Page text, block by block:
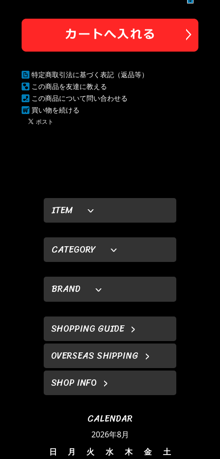
ITEM
CATEGORY
BRAND
SHOPPING GUIDE
OVERSEAS SHIPPING
SHOP INFO
CALENDAR
2026年8月
日
月 火 水 木 金 土
特定商取引法に基づく表記（返品等）
この商品を友達に教える
この商品について問い合わせる
買い物を続ける